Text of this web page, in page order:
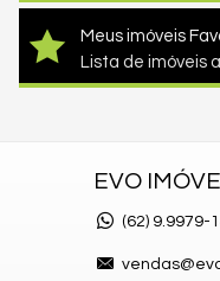
Meus imóveis
Lista de imóveis
EVO
(62) 9.9979-